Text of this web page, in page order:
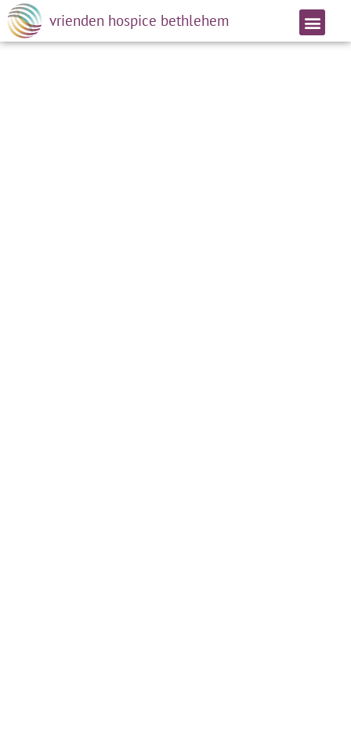
vrienden hospice bethlehem